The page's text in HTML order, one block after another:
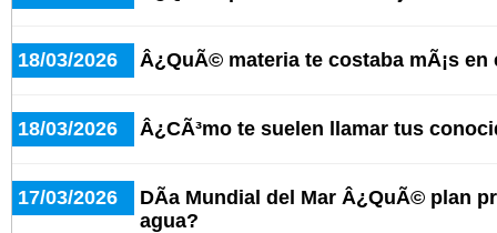
18/03/2026 Â¿QuÃ© materia te costaba mÃ¡s
18/03/2026 Â¿CÃ³mo te suelen llamar tus
17/03/2026
DÃ­a Mundial del Mar Â¿QuÃ© plan
agua?